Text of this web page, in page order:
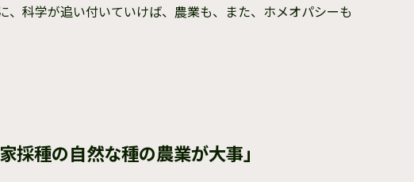
科学が追い付いていけば、農業も、また、ホメオパシーも
採種の自然な種の農業が大事」